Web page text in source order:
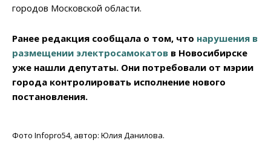
городов Московской области.
Ранее редакция сообщала о том, что нарушения в
размещении электросамокатов в Новосибирске
уже нашли депутаты. Они потребовали от мэрии
города контролировать исполнение нового
постановления.
Фото Infopro54, автор: Юлия Данилова.